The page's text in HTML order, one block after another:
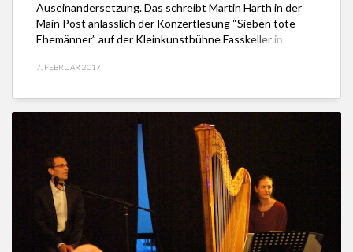
Auseinandersetzung. Das schreibt Martin Harth in der
Main Post anlässlich der Konzertlesung “Sieben tote
Ehemänner” auf der Kleinkunstbühne Fasskeller in
Schriftsteller und Theologe Georg Magirius auf biblische
erneuert dargeboten. […]
7. FEBRUAR 2017